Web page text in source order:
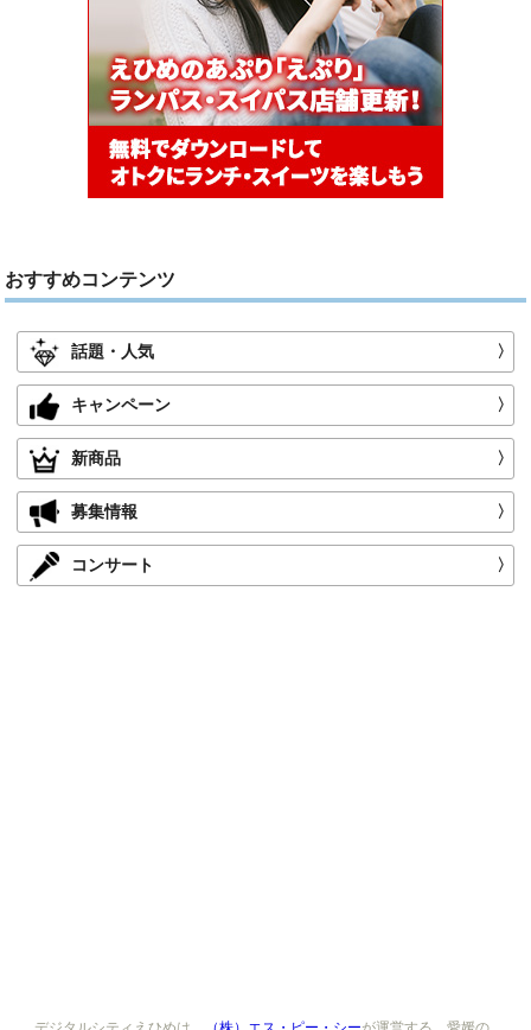
おすすめコンテンツ
話題・人気 〉
キャンペーン 〉
新商品 〉
募集情報 〉
コンサート 〉